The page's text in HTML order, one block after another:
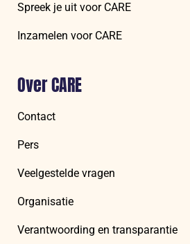
Spreek je uit voor CARE
Inzamelen voor CARE
Over CARE
Contact
Pers
Veelgestelde vragen
Organisatie
Verantwoording en transparantie